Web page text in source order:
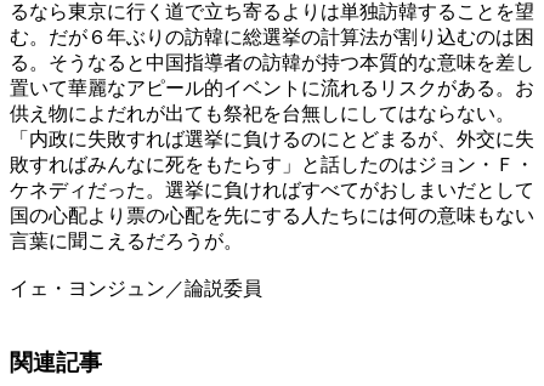
るなら東京に行く道で立ち寄るよりは単独訪韓することを望
む。だが６年ぶりの訪韓に総選挙の計算法が割り込むのは困
る。そうなると中国指導者の訪韓が持つ本質的な意味を差し
置いて華麗なアピール的イベントに流れるリスクがある。お
供え物によだれが出ても祭祀を台無しにしてはならない。
「内政に失敗すれば選挙に負けるのにとどまるが、外交に失
敗すればみんなに死をもたらす」と話したのはジョン・Ｆ・
ケネディだった。選挙に負ければすべてがおしまいだとして
国の心配より票の心配を先にする人たちには何の意味もない
言葉に聞こえるだろうが。
イェ・ヨンジュン／論説委員
関連記事